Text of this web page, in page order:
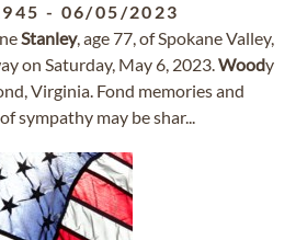
- 06/05/2023
Stanley, age 77, of Spokane Valley,
on Saturday, May 6, 2023.Woody
Virginia. Fond memories and
sympathy may be shar...